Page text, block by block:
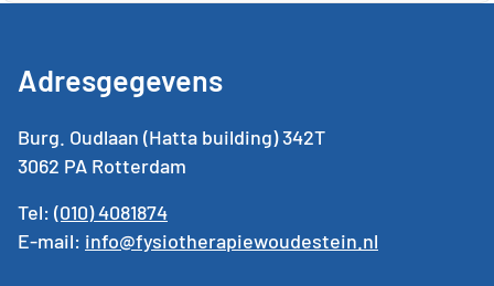
Adresgegevens
Burg. Oudlaan (Hatta building) 342T
3062 PA Rotterdam
Tel: (010) 4081874
E-mail: info@fysiotherapiewoudestein.nl